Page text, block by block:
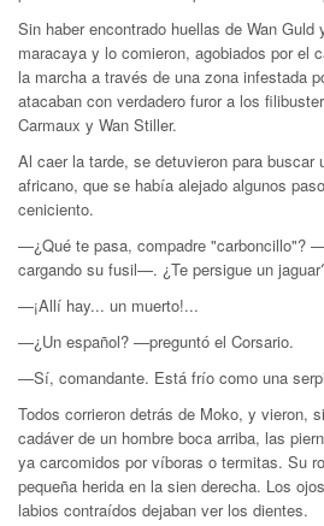
Sin haber encontrado huellas de Wan
maracaya y lo comieron, agobiados por el
la marcha a través de una zona infestada
atacaban con verdadero furor a los
Carmaux y Wan Stiller.
Al caer la tarde, se detuvieron para buscar
africano, que se había alejado algunos
ceniciento.
—¿Qué te pasa, compadre "carboncillo"?
cargando su fusil—. ¿Te persigue un
—¡Allí hay... un muerto!...
—¿Un español? —preguntó el Corsario.
—Sí, comandante. Está frío como una
Todos corrieron detrás de Moko, y vieron,
cadáver de un hombre boca arriba, las
ya carcomidos por víboras o termitas. Su
pequeña herida en la sien derecha. Los
labios contraídos dejaban ver los dientes.